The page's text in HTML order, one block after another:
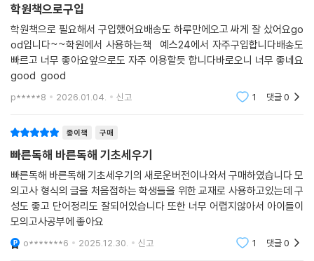
학원책으로구입
학원책으로 필요해서 구입했어요배송도 하루만에오고 싸게 잘 샀어요go
od입니다~~학원에서 사용하는책 예스24에서 자주구입합니다배송도
빠르고 너무 좋아요앞으로도 자주 이용할듯 합니다바로오니 너무 좋네요
good good
p*****8 2026.01.04. 신고 1 댓글0
종이책 구매
빠른독해 바른독해 기초세우기
빠른독해 바른독해 기초세우기의 새로운버전이나와서 구매하였습니다 모
의고사 형식의 글을 처음접하는 학생들을 위한 교재로 사용하고있는데 구
성도 좋고 단어정리도 잘되어있습니다 또한 너무 어렵지않아서 아이들이
모의고사공부에 좋아요
o*******6 2025.12.30. 신고 1 댓글0